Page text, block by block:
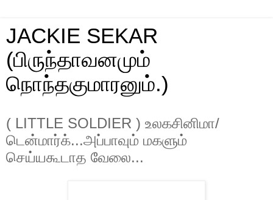
JACKIE SEKAR
(பிருந்தாவனமும்
நொந்தகுமாரனும்.)
( LITTLE SOLDIER ) உலகசினிமா/
டென்மார்க்...அப்பாவும் மகளும்
செய்யகூடாத வேலை...